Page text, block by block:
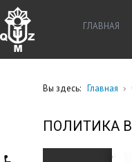
ГЛАВНАЯ
Вы здесь: Главная
ПОЛИТИКА